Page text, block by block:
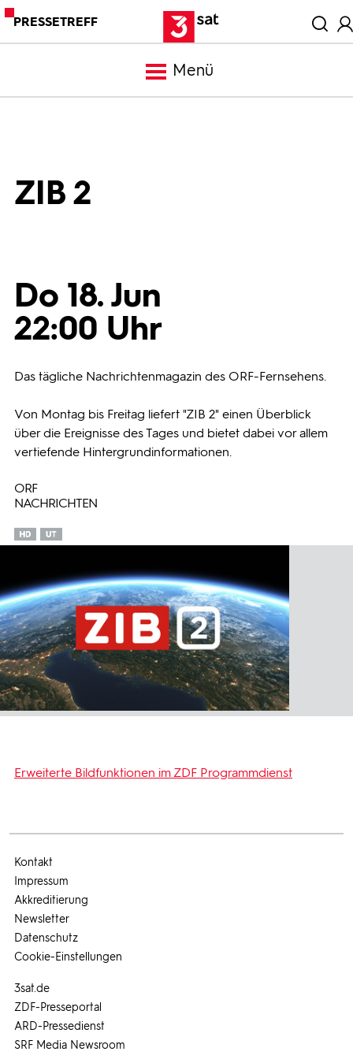
PRESSETREFF
Menü
Bilder
Programmwochen
3sat
ZIB 2
Do 18. Jun
22:00 Uhr
Das tägliche Nachrichtenmagazin des ORF-Fernsehens.
Von Montag bis Freitag liefert "ZIB 2" einen Überblick
über die Ereignisse des Tages und bietet dabei vor allem
vertiefende Hintergrundinformationen.
ORF
NACHRICHTEN
Erweiterte Bildfunktionen im ZDF Programmdienst
3sat.de
ZDF-Presseportal
ARD-Pressedienst
SRF Media Newsroom
Kontakt
Impressum
Akkreditierung
Newsletter
Datenschutz
Cookie-Einstellungen